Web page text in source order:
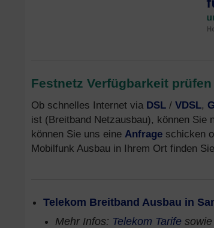
Festnetz Verfügbarkeit prüfen
Ob schnelles Internet via DSL / VDSL,
ist (Breitband Netzausbau), können Sie
können Sie uns eine Anfrage schicken
Mobilfunk Ausbau in Ihrem Ort finden Sie
Telekom Breitband Ausbau in
Mehr Infos: Telekom Tarife sowie